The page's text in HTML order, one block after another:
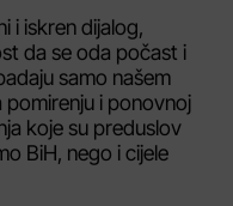
i iskren dijalog,
da se oda počast i
samo našem
i ponovnoj
koje su preduslov
BiH, nego i cijele